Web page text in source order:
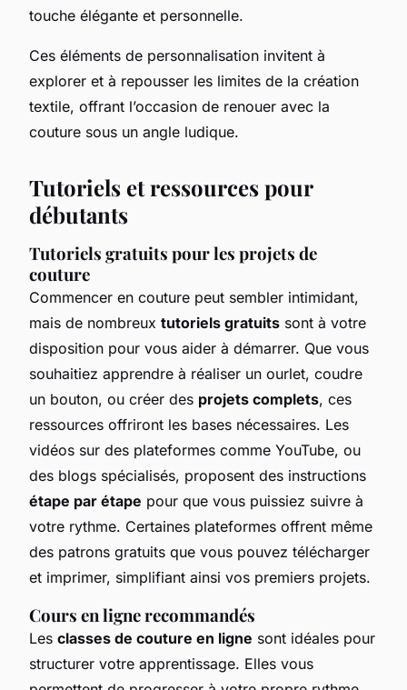
touche élégante et personnelle.
Ces éléments de personnalisation invitent à
explorer et à repousser les limites de la création
textile, offrant l’occasion de renouer avec la
couture sous un angle ludique.
Tutoriels et ressources pour
débutants
Tutoriels gratuits pour les projets de
couture
Commencer en couture peut sembler intimidant,
mais de nombreux tutoriels gratuits sont à votre
disposition pour vous aider à démarrer. Que vous
souhaitiez apprendre à réaliser un ourlet, coudre
un bouton, ou créer des projets complets, ces
ressources offriront les bases nécessaires. Les
vidéos sur des plateformes comme YouTube, ou
des blogs spécialisés, proposent des instructions
étape par étape pour que vous puissiez suivre à
votre rythme. Certaines plateformes offrent même
des patrons gratuits que vous pouvez télécharger
et imprimer, simplifiant ainsi vos premiers projets.
Cours en ligne recommandés
Les classes de couture en ligne sont idéales pour
structurer votre apprentissage. Elles vous